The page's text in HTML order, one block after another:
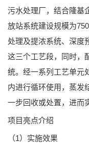
污水处理厂，结合隆基
放站系统建设规模为
处理及提浓系统、深度
这三个工艺段，同时，
统。经一系列工艺单元
内进行循环使用，蒸发
一步回收或处置，进而
项目亮点介绍
（1）实施效果